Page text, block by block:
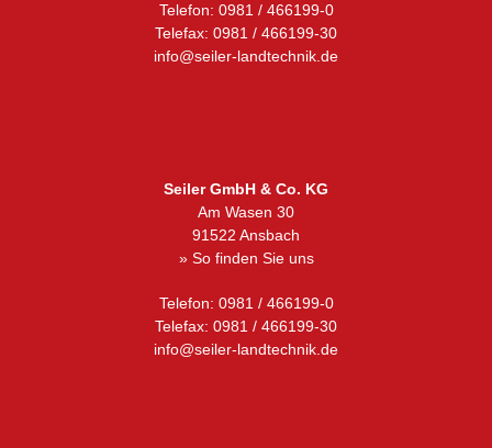
Telefon: 0981 / 466199-0
Telefax: 0981 / 466199-30
info@seiler-landtechnik.de
Seiler GmbH & Co. KG
Am Wasen 30
91522 Ansbach
» So finden Sie uns
Telefon: 0981 / 466199-0
Telefax: 0981 / 466199-30
info@seiler-landtechnik.de